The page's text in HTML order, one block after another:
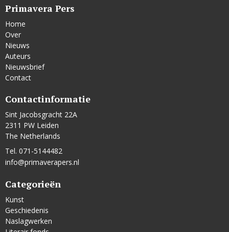
Primavera Pers
Home
Over
Nieuws
Auteurs
Nieuwsbrief
Contact
Contactinformatie
Sint Jacobsgracht 22A
2311 PW Leiden
The Netherlands
Tel. 071-5144482
info@primaverapers.nl
Categorieën
Kunst
Geschiedenis
Naslagwerken